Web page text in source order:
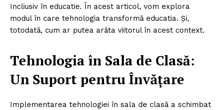
Incliusiv în educatie. În acest articol, vom explora
modul în care tehnologia transformă educatia. Și,
totodată, cum ar putea arăta viitorul în acest context.
Tehnologia în Sala de Clasă:
Un Suport pentru Învățare
Implementarea tehnologiei în sala de clasă a schimbat